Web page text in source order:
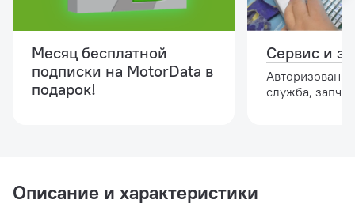
Месяц бесплатной
подписки на MotorData в
подарок!
Сервис и
служба,
Описание и характеристики